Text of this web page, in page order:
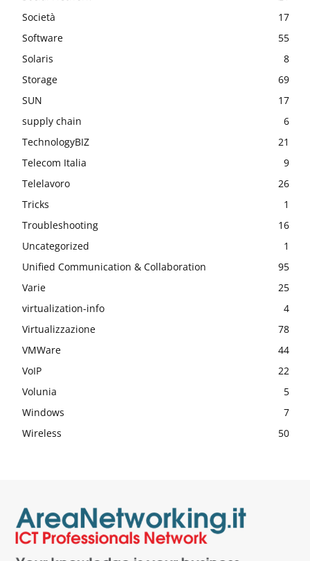
Società
17
Software
55
Solaris
8
Storage
69
SUN
17
supply chain
6
TechnologyBIZ
21
Telecom Italia
9
Telelavoro
26
Tricks
1
Troubleshooting
16
Uncategorized
1
Unified Communication & Collaboration
95
Varie
25
virtualization-info
4
Virtualizzazione
78
VMWare
44
VoIP
22
Volunia
5
Windows
7
Wireless
50